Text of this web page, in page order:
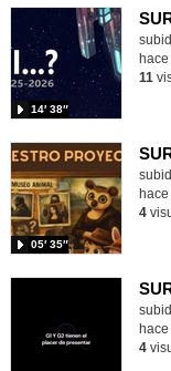
14′ 38″
11
05′ 35″
4
4